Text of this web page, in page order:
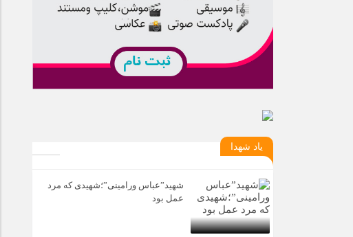
یاد شهدا
شهید”عباس ورامینی”؛شهیدی که مرد
عمل بود